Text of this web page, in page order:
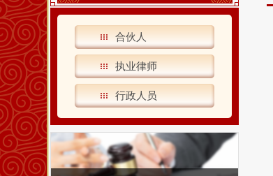
合伙人
执业律师
行政人员